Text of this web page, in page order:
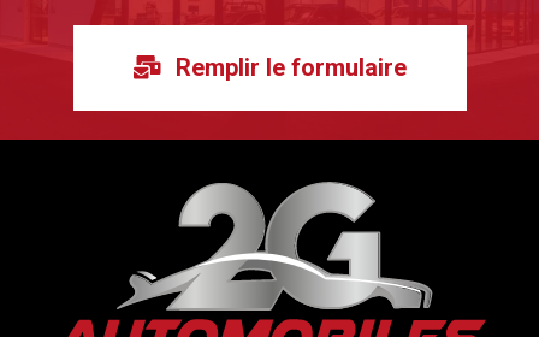
Remplir le formulaire